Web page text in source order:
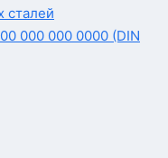
сталей
000 000 0000 (DIN